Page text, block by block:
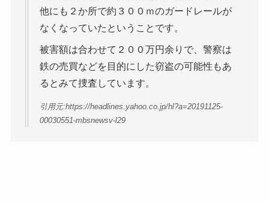
他にも２か所で約３００ｍのガードレールが
なくなっていたということです。
被害額は合わせて２００万円余りで、警察は
鉄の売買などを目的にした窃盗の可能性もあ
るとみて捜査しています。
引用元:https://headlines.yahoo.co.jp/hl?a=20191125-
00030551-mbsnewsv-l29